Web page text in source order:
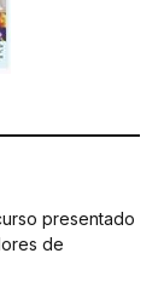
presentado
de